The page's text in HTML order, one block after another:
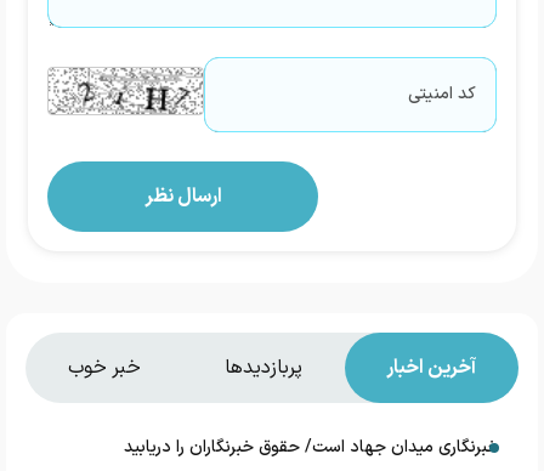
آخرین اخبار پربازدیدها خبر خوب
خبرنگاری میدان جهاد است/ حقوق خبرنگاران را دریابید